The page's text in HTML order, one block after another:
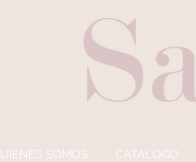
SOMOS CÁTALOGO